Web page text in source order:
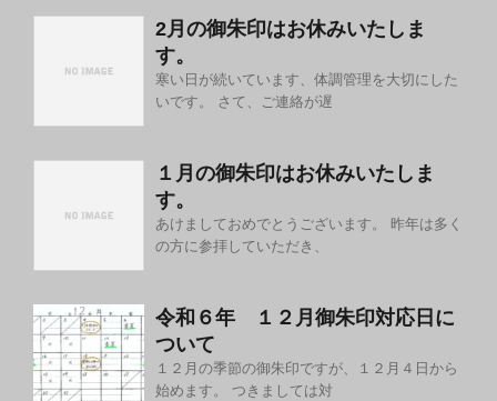
2月の御朱印はお休みいたしま
す。
寒い日が続いています、体調管理を大切にした
いです。 さて、ご連絡が遅
１月の御朱印はお休みいたしま
す。
あけましておめでとうございます。 昨年は多く
の方に参拝していただき、
令和６年 １２月御朱印対応日に
ついて
１２月の季節の御朱印ですが、１２月４日から
始めます。 つきましては対